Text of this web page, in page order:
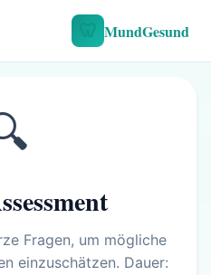
🦷 MundGesund
Fragen, um mögliche
einzuschätzen. Dauer: